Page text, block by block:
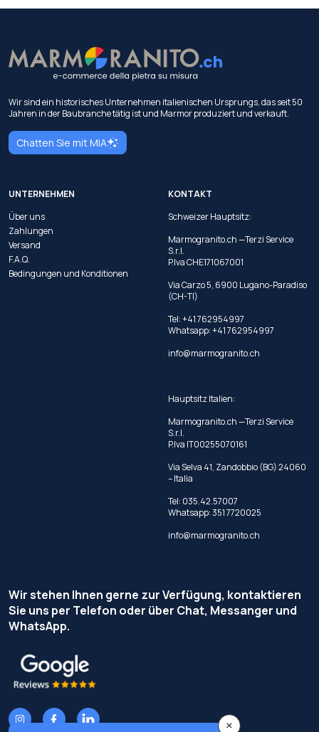
Wir sind ein historisches Unternehmen italienischen Ursprungs, das seit 50
Jahren in der Baubranche tätig ist und Marmor produziert und verkauft.
Chatten Sie mit MIA
UNTERNEHMEN
Über uns
Zahlungen
Versand
F.A.Q.
Bedingungen und Konditionen
KONTAKT
Schweizer Hauptsitz:
Marmogranito.ch —Terzi Service
S.r.l.
P.Iva CHE171067001
Via Carzo 5, 6900 Lugano-Paradiso
(CH-TI)
Tel: +41 762954997
Whatsapp:+41 762954997
info@marmogranito.ch
Hauptsitz Italien:
Marmogranito.ch —Terzi Service
S.r.l.
P.Iva IT00255070161
Via Selva 41, Zandobbio (BG) 24060
– Italia
Tel: 035.42.57007
Whatsapp:351 7720025
info@marmogranito.ch
Wir stehen Ihnen gerne zur Verfügung, kontaktieren
Sie uns per Telefon oder über Chat, Messanger und
WhatsApp.
×